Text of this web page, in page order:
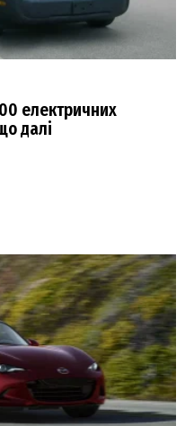
електричних
далі